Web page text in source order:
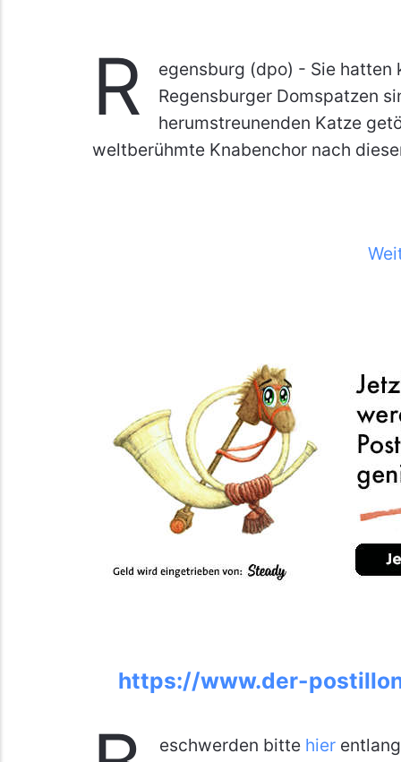
R
egensburg (dpo) - Sie hatten
Regensburger Domspatzen
herumstreunenden Katze
weltberühmte Knabenchor nach
https://www.der-
eschwerden bitte hier